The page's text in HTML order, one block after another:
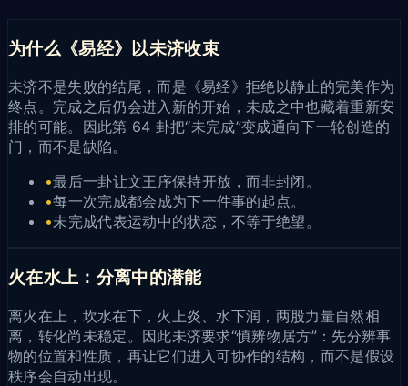
为什么《易经》以未济收束
未济不是失败的结尾，而是《易经》拒绝以静止的完美作为
终点。完成之后仍会进入新的开始，未成之中也藏着重新安
排的可能。因此第 64 卦把“未完成”变成通向下一轮创造的
门，而不是缺陷。
•最后一卦让文王序保持开放，而非封闭。
•每一次完成都会成为下一件事的起点。
•未完成代表运动中的状态，不等于绝望。
火在水上：分离中的潜能
离火在上，坎水在下，火上炎、水下润，两股力量自然相
离，转化尚未稳定。因此未济要求“慎辨物居方”：先分辨事
物的位置和性质，再让它们进入可协作的结构，而不是假设
秩序会自动出现。